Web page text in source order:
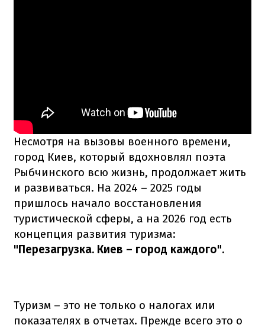
Несмотря на вызовы военного времени,
город Киев, который вдохновлял поэта
Рыбчинского всю жизнь, продолжает жить
и развиваться. На 2024 – 2025 годы
пришлось начало восстановления
туристической сферы, а на 2026 год есть
концепция развития туризма:
"Перезагрузка. Киев – город каждого".
Туризм – это не только о налогах или
показателях в отчетах. Прежде всего это о